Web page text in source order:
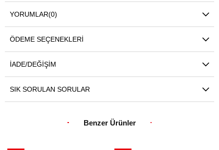
YORUMLAR(0)
ÖDEME SEÇENEKLERI
İADE/DEĞIŞIM
SIK SORULAN SORULAR
Benzer Ürünler